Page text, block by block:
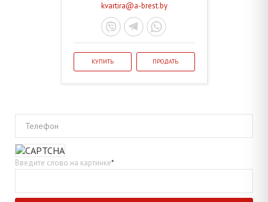
kvartira@a-brest.by
КУПИТЬ ПРОДАТЬ
Телефон
Введите слово на картинке*